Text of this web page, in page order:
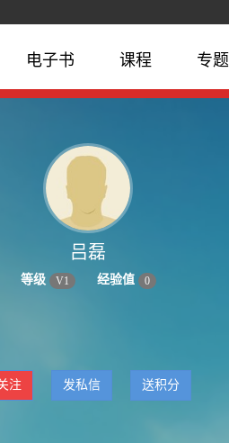
电子书 课程 专题
吕磊
等级 V1 经验值 0
注 发私信 送积分